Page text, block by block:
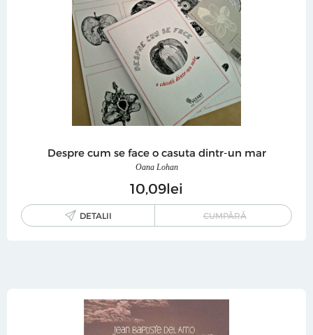
Despre cum se face o casuta dintr-un mar
Oana Lohan
10 09lei
DETALII CUMPĂRĂ